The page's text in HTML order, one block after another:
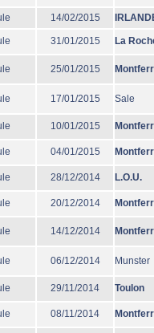
14/02/2015
31/01/2015 La
25/01/2015
17/01/2015 Sale
10/01/2015
04/01/2015
28/12/2014 L.O.U.
20/12/2014
14/12/2014
06/12/2014 Munster
29/11/2014 Toulon
08/11/2014